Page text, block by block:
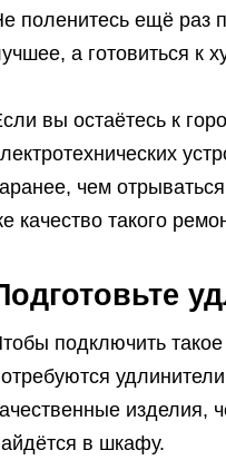
поленитесь ещё раз
а готовиться к
вы остаётесь к
чем
качество такого
подключить
изделия,
в шкафу.